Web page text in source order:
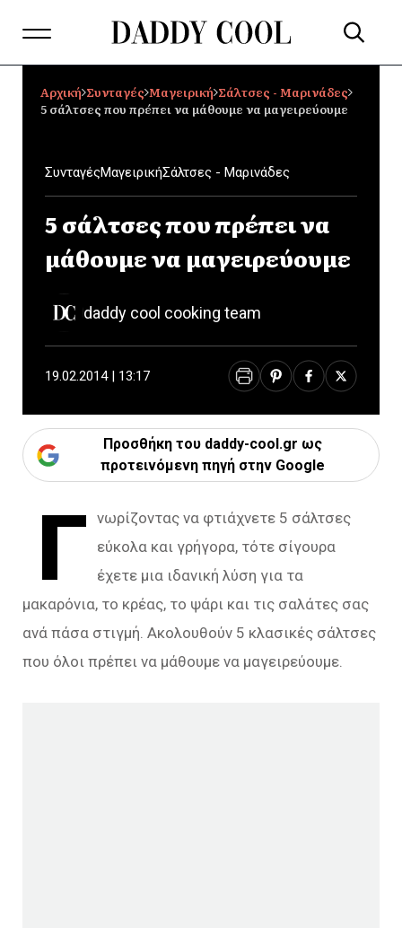
Αρχική Συνταγές Μαγειρική Σάλτσες - Μαρινάδες
5 σάλτσες που πρέπει να μάθουμε να μαγειρεύουμε
ΣυνταγέςΜαγειρικήΣάλτσες - Μαρινάδες
5 σάλτσες που πρέπει να
μάθουμε να μαγειρεύουμε
daddy cool cooking team
19.02.2014 | 13:17
Προσθήκη του daddy-cool.gr ως
προτεινόμενη πηγή στην Google
Γ
νωρίζοντας να φτιάχνετε 5 σάλτσες
εύκολα και γρήγορα, τότε σίγουρα
έχετε μια ιδανική λύση για τα
μακαρόνια, το κρέας, το ψάρι και τις σαλάτες σας
ανά πάσα στιγμή. Ακολουθούν 5 κλασικές σάλτσες
που όλοι πρέπει να μάθουμε να μαγειρεύουμε.